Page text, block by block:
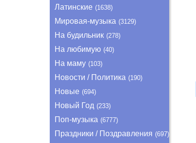
Латинские (1638)
Мировая-музыка (3129)
На будильник (278)
На любимую (40)
На маму (103)
Новости / Политика (190)
Новые (694)
Новый Год (233)
Поп-музыка (6777)
Праздники / Поздравления (697)